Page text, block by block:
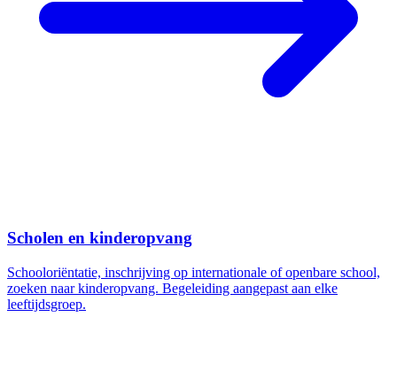
Scholen en kinderopvang
Schooloriëntatie, inschrijving op internationale of openbare school,
zoeken naar kinderopvang. Begeleiding aangepast aan elke
leeftijdsgroep.